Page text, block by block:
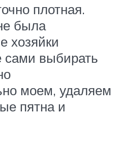
плотная.
была
хозяйки
сами выбирать
моем, удаляем
пятна и